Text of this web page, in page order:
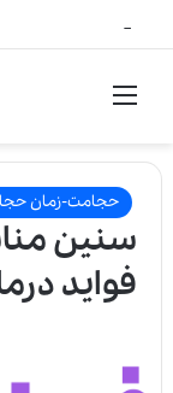
منو
حجامت-زمان
سنین
فواید